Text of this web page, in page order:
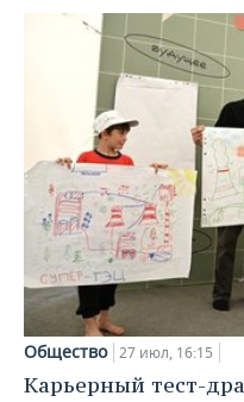
Общество 27 июл, 16:15
Карьерный тест-